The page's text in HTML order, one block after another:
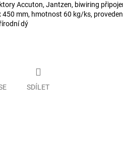
Accuton, Jantzen, biwiring
450 mm, hmotnost 60 kg/ks,
dý
SDÍLET